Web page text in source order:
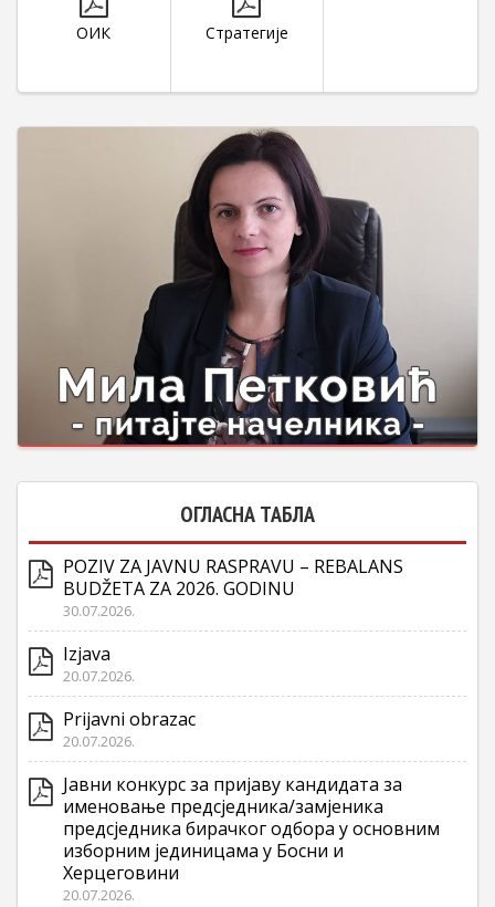
ОИК Стратегије
ОГЛАСНА ТАБЛА
POZIV ZA JAVNU RASPRAVU – REBALANS
BUDŽETA ZA 2026. GODINU
30.07.2026.
Izjava
20.07.2026.
Prijavni obrazac
20.07.2026.
Јавни конкурс за пријаву кандидата за
именовање предсједника/замјеника
предсједника бирачког одбора у основним
изборним јединицама у Босни и
Херцеговини
20.07.2026.